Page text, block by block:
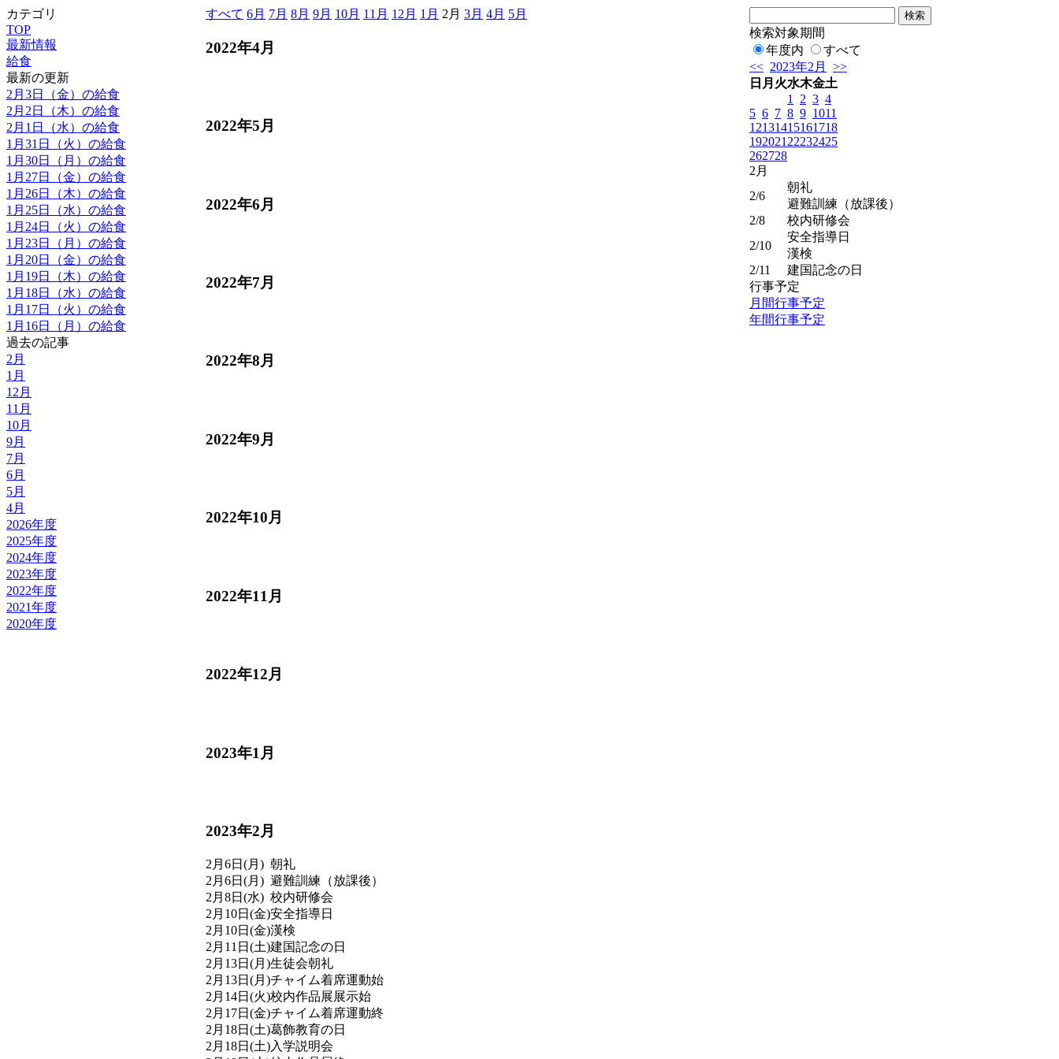
カテゴリ
TOP
最新情報
給食
最新の更新
2月3日（金）の給食
2月2日（木）の給食
2月1日（水）の給食
1月31日（火）の給食
1月30日（月）の給食
1月27日（金）の給食
1月26日（木）の給食
1月25日（水）の給食
1月24日（火）の給食
1月23日（月）の給食
1月20日（金）の給食
1月19日（木）の給食
1月18日（水）の給食
1月17日（火）の給食
1月16日（月）の給食
過去の記事
2月
1月
12月
11月
10月
9月
7月
6月
5月
4月
2026年度
2025年度
2024年度
2023年度
2022年度
2021年度
2020年度
すべて 6月 7月 8月 9月 10月 11月 12月 1月 2月 3月 4月 5月
2022年4月
2022年5月
2022年6月
2022年7月
2022年8月
2022年9月
2022年10月
2022年11月
2022年12月
2023年1月
2023年2月
2月 6日(月) 朝礼
2月 6日(月) 避難訓練（放課後）
2月 8日(水) 校内研修会
2月 10日(金)安全指導日
2月 10日(金)漢検
2月 11日(土)建国記念の日
2月 13日(月)生徒会朝礼
2月 13日(月)チャイム着席運動始
2月 14日(火)校内作品展展示始
2月 17日(金)チャイム着席運動終
2月 18日(土)葛飾教育の日
2月 18日(土)入学説明会
検索対象期間
年度内
すべて
<< 2023年2月
>>
日 月 火水木金土
1
2 3 4
5 6 7 8 9 1011
12131415161718
192021 22232425
262728
2月
2/6
朝礼
避難訓練（放課後）
2/8
校内研修会
2/10
安全指導日
漢検
2/11
建国記念の日
行事予定
月間行事予定
年間行事予定